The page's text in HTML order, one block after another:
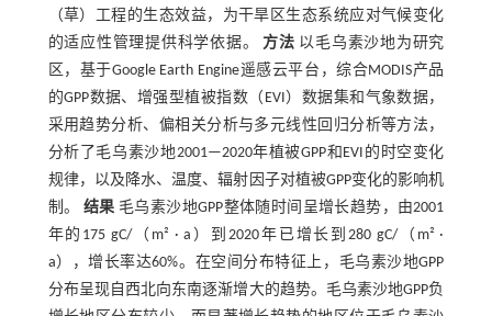
（草）工程的生态效益，为干旱区生态系统应对气候变化
的适应性管理提供科学依据。方法 以毛乌素沙地为研究
区，基于Google Earth Engine遥感云平台，综合MODIS产品
的GPP数据、增强型植被指数（EVI）数据集和气象数据，
采用趋势分析、偏相关分析与多元线性回归分析等方法，
分析了毛乌素沙地2001—2020年植被GPP和EVI的时空变化
规律，以及降水、温度、辐射因子对植被GPP变化的影响机
制。 结果 毛乌素沙地GPP整体随时间呈增长趋势，由2001
年的175 gC/（m² · a）到2020年已增长到280 gC/（m² ·
a），增长率达60%。在空间分布特征上，毛乌素沙地GPP
分布呈现自西北向东南逐渐增大的趋势。毛乌素沙地GPP负